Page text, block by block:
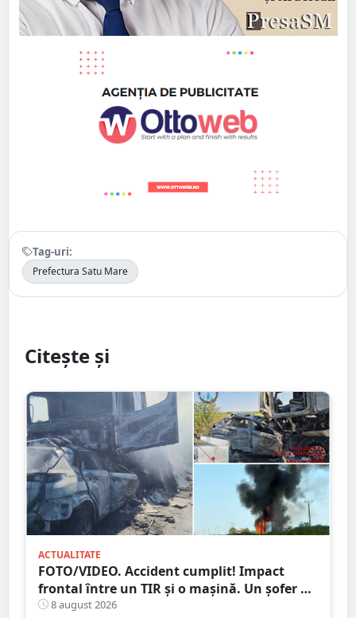
Tag-uri:
Prefectura Satu Mare
Citește și
ACTUALITATE
FOTO/VIDEO. Accident cumplit! Impact
frontal între un TIR și o mașină. Un șofer a
murit carbonizat
8 august 2026